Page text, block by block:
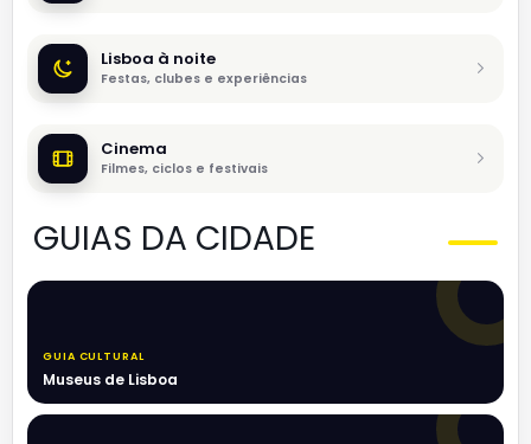
Lisboa à noite
Festas, clubes e experiências
Cinema
Filmes, ciclos e festivais
GUIAS DA CIDADE
GUIA CULTURAL
Museus de Lisboa